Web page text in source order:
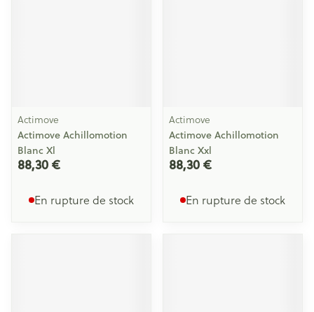
Actimove
Actimove Achillomotion
Blanc Xl
88,30 €
En rupture de stock
Actimove
Actimove Achillomotion
Blanc Xxl
88,30 €
En rupture de stock